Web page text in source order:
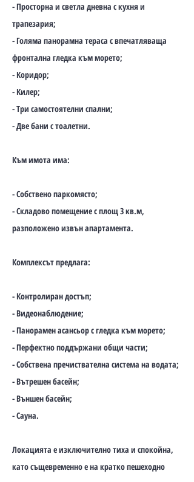
- Просторна и светла дневна с кухня и
трапезария;
- Голяма панорамна тераса с впечатляваща
фронтална гледка към морето;
- Коридор;
- Килер;
- Три самостоятелни спални;
- Две бани с тоалетни.
Към имота има:
- Собствено паркомясто;
- Складово помещение с площ 3 кв.м,
разположено извън апартамента.
Комплексът предлага:
- Контролиран достъп;
- Видеонаблюдение;
- Панорамен асансьор с гледка към морето;
- Перфектно поддържани общи части;
- Собствена пречиствателна система на водата;
- Вътрешен басейн;
- Външен басейн;
- Сауна.
Локацията е изключително тиха и спокойна,
като същевременно е на кратко пешеходно